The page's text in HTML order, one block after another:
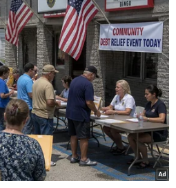
(TTXVN/Vietnam+)